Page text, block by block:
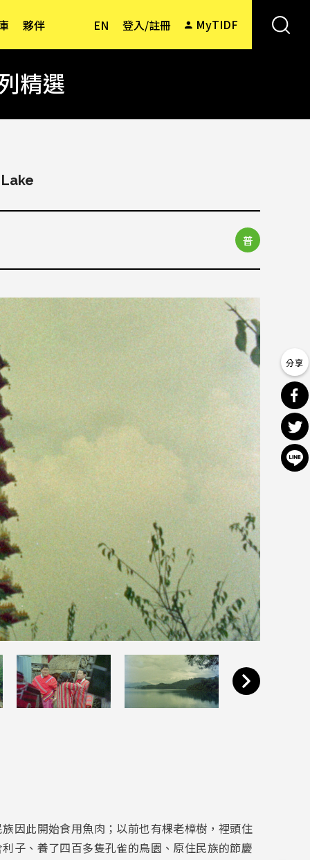
EN 登入/註冊 MyTIDF
夥伴
精選
普
因此開始食用魚肉；以前也有棵老樟樹，裡頭住
子、養了四百多隻孔雀的鳥園、原住民族的節慶